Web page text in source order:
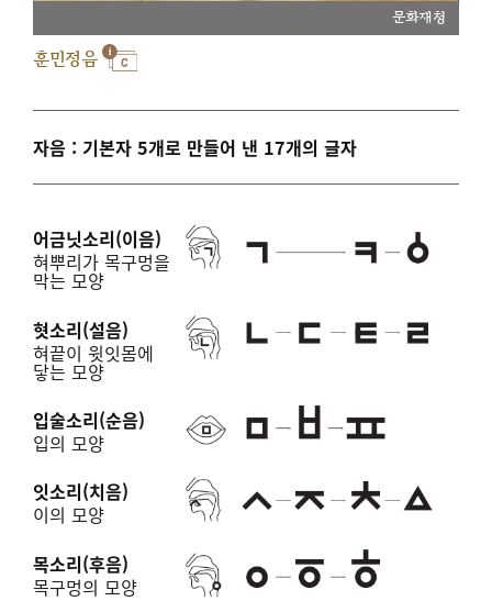
문화재청
훈민정음
자음 : 기본자 5개로 만들어 낸 17개의 글자
어금닛소리(이음)
혀뿌리가 목구멍을
막는 모양
혓소리(설음)
혀끝이 윗잇몸에
닿는 모양
입술소리(순음)
입의 모양
잇소리(치음)
이의 모양
목소리(후음)
목구멍의 모양